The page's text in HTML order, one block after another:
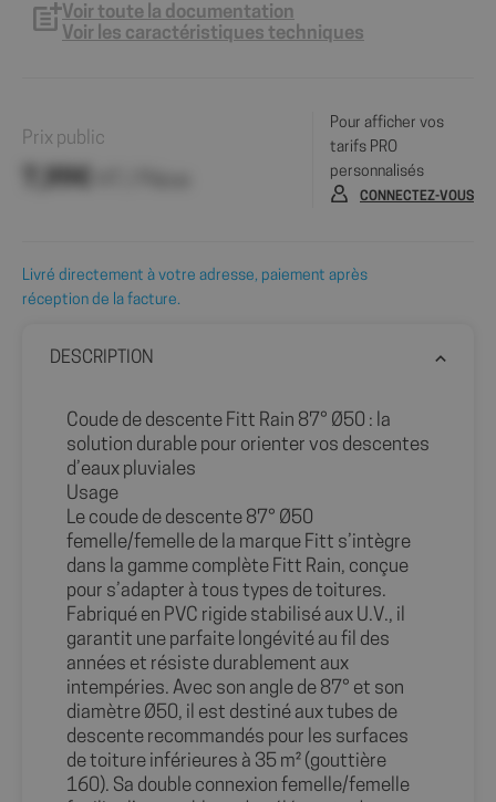
Voir toute la documentation
Voir les caractéristiques techniques
Prix public
7,99€
Pour afficher vos
tarifs PRO
personnalisés
CONNECTEZ-VOUS
Livré directement à votre adresse, paiement après
réception de la facture.
DESCRIPTION
Coude de descente Fitt Rain 87° Ø50 : la
solution durable pour orienter vos descentes
d’eaux pluviales
Usage
Le coude de descente 87° Ø50
femelle/femelle de la marque Fitt s’intègre
dans la gamme complète Fitt Rain, conçue
pour s’adapter à tous types de toitures.
Fabriqué en PVC rigide stabilisé aux U.V., il
garantit une parfaite longévité au fil des
années et résiste durablement aux
intempéries. Avec son angle de 87° et son
diamètre Ø50, il est destiné aux tubes de
descente recommandés pour les surfaces
de toiture inférieures à 35 m² (gouttière
160). Sa double connexion femelle/femelle